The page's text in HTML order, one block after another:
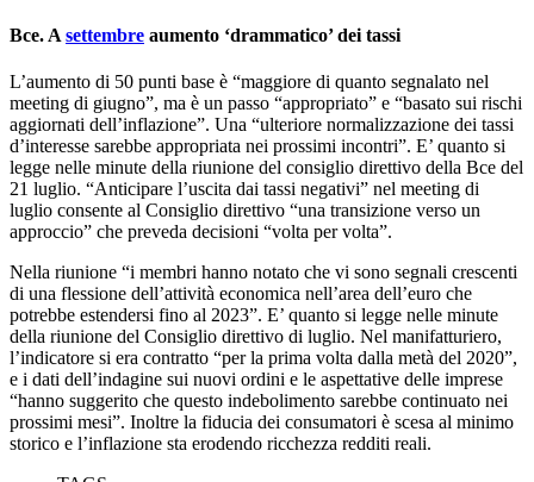
Bce. A settembre aumento ‘drammatico’ dei tassi
L’aumento di 50 punti base è “maggiore di quanto segnalato nel
meeting di giugno”, ma è un passo “appropriato” e “basato sui rischi
aggiornati dell’inflazione”. Una “ulteriore normalizzazione dei tassi
d’interesse sarebbe appropriata nei prossimi incontri”. E’ quanto si
legge nelle minute della riunione del consiglio direttivo della Bce del
21 luglio. “Anticipare l’uscita dai tassi negativi” nel meeting di
luglio consente al Consiglio direttivo “una transizione verso un
approccio” che preveda decisioni “volta per volta”.
Nella riunione “i membri hanno notato che vi sono segnali crescenti
di una flessione dell’attività economica nell’area dell’euro che
potrebbe estendersi fino al 2023”. E’ quanto si legge nelle minute
della riunione del Consiglio direttivo di luglio. Nel manifatturiero,
l’indicatore si era contratto “per la prima volta dalla metà del 2020”,
e i dati dell’indagine sui nuovi ordini e le aspettative delle imprese
“hanno suggerito che questo indebolimento sarebbe continuato nei
prossimi mesi”. Inoltre la fiducia dei consumatori è scesa al minimo
storico e l’inflazione sta erodendo ricchezza redditi reali.